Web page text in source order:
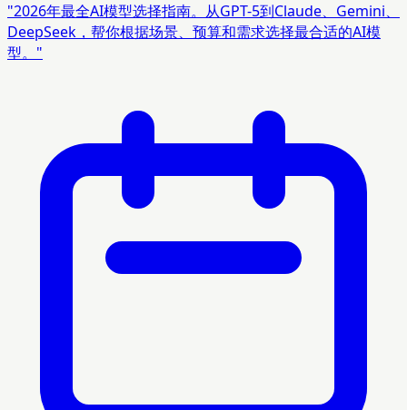
"2026年最全AI模型选择指南。从GPT-5到Claude、Gemini、
DeepSeek，帮你根据场景、预算和需求选择最合适的AI模
型。"